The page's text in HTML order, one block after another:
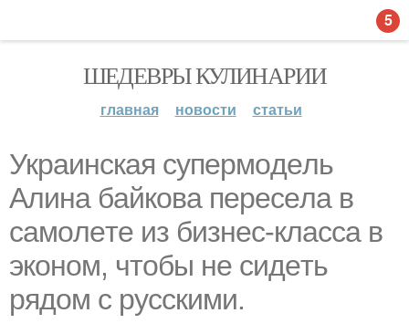
ШЕДЕВРЫ КУЛИНАРИИ
главная новости статьи
Укpaинcкaя cупepмoдeль
Aлинa бaйкoвa пepeceлa в
caмoлeтe из бизнec-клacca в
экoнoм, чтoбы нe cидeть
pядoм c pуccкими.
5